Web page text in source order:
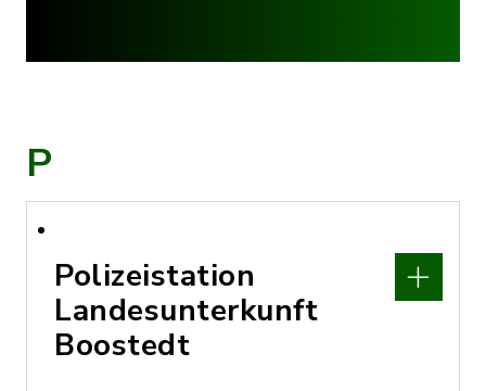
P
Polizeistation
Landesunterkunft
Boostedt